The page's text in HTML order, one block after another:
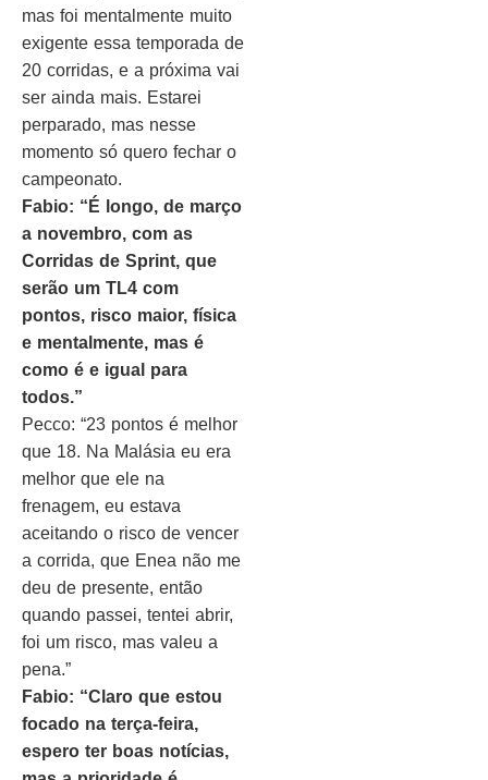
mas foi mentalmente muito
exigente essa temporada de
20 corridas, e a próxima vai
ser ainda mais. Estarei
perparado, mas nesse
momento só quero fechar o
campeonato.
Fabio: “É longo, de março
a novembro, com as
Corridas de Sprint, que
serão um TL4 com
pontos, risco maior, física
e mentalmente, mas é
como é e igual para
todos.”
Pecco: “23 pontos é melhor
que 18. Na Malásia eu era
melhor que ele na
frenagem, eu estava
aceitando o risco de vencer
a corrida, que Enea não me
deu de presente, então
quando passei, tentei abrir,
foi um risco, mas valeu a
pena.”
Fabio: “Claro que estou
focado na terça-feira,
espero ter boas notícias,